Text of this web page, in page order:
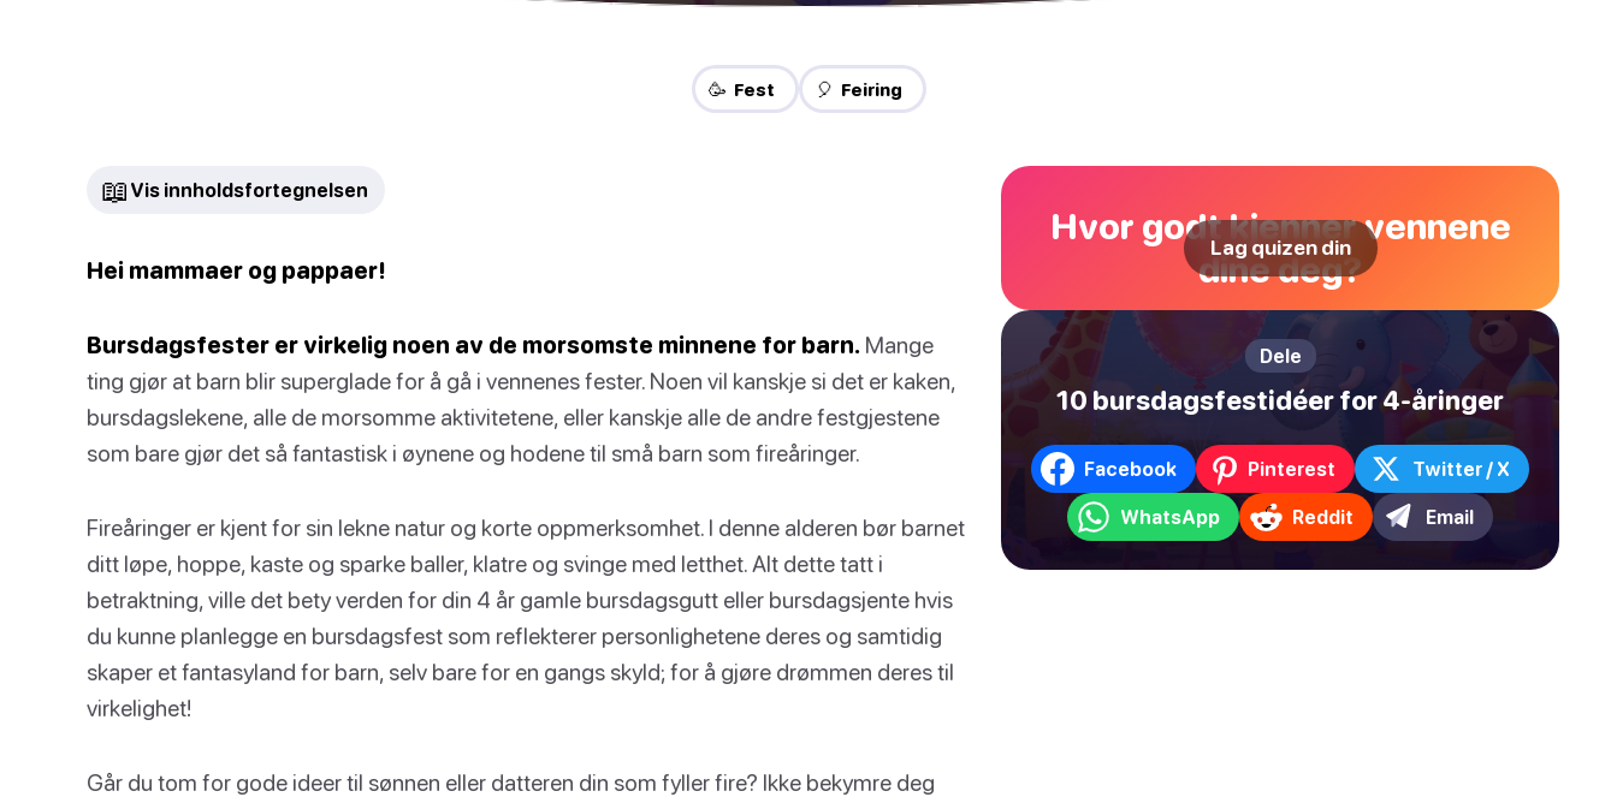
🥳 Fest 🎈 Feiring
📖 Vis innholdsfortegnelsen
Hei mammaer og pappaer!
Bursdagsfester er virkelig noen av de morsomste minnene for barn. Mange
ting gjør at barn blir superglade for å gå i vennenes fester. Noen vil kanskje si det er kaken,
bursdagslekene, alle de morsomme aktivitetene, eller kanskje alle de andre festgjestene
som bare gjør det så fantastisk i øynene og hodene til små barn som fireåringer.
Fireåringer er kjent for sin lekne natur og korte oppmerksomhet. I denne alderen bør barnet
ditt løpe, hoppe, kaste og sparke baller, klatre og svinge med letthet. Alt dette tatt i
betraktning, ville det bety verden for din 4 år gamle bursdagsgutt eller bursdagsjente hvis
du kunne planlegge en bursdagsfest som reflekterer personlighetene deres og samtidig
skaper et fantasyland for barn, selv bare for en gangs skyld; for å gjøre drømmen deres til
virkelighet!
Går du tom for gode ideer til sønnen eller datteren din som fyller fire? Ikke bekymre deg
Hvor godt kjenner vennene
dine deg?
Lag quizen din
Dele
10 bursdagsfestidéer for 4-åringer
Facebook Pinterest Twitter / X
WhatsApp Reddit Email